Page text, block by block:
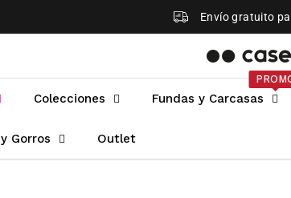
Envío gratuito
Colecciones
NEW
Fundas y Carcasas
Gorros Outlet